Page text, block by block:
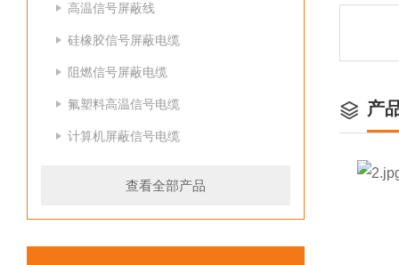
高温信号屏蔽线
硅橡胶信号屏蔽电缆
阻燃信号屏蔽电缆
氟塑料高温信号电缆
计算机屏蔽信号电缆
查看全部产品
产